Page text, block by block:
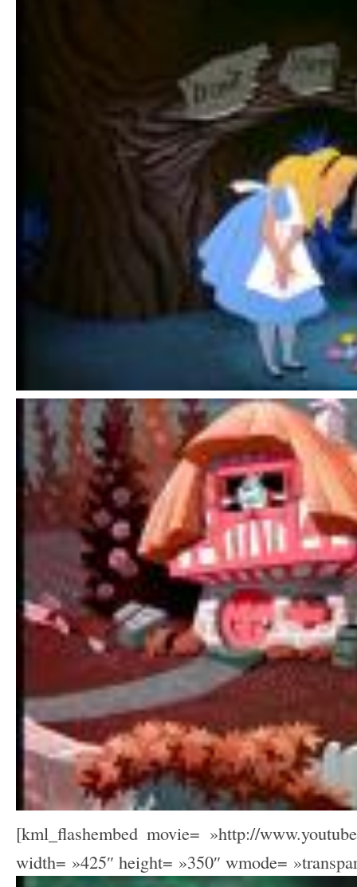
[kml_flashembed movie= »http://
width= »425″ height= »350″ wmode=